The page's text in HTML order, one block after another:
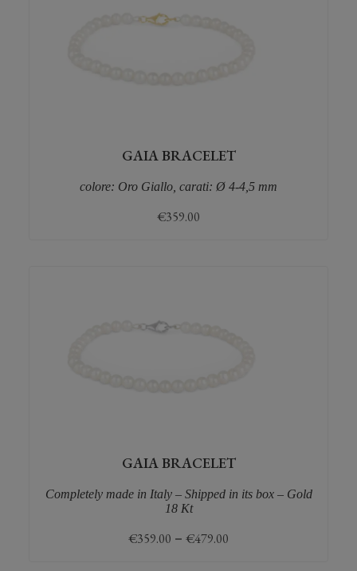
GAIA BRACELET
colore: Oro Giallo, carati: Ø 4-4,5 mm
€359.00
GAIA BRACELET
Completely made in Italy – Shipped in its box – Gold
18 Kt
€359.00 – €479.00